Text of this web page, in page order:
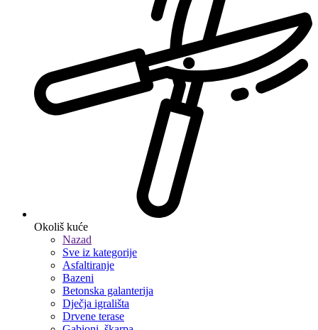
Okoliš kuće
Nazad
Sve iz kategorije
Asfaltiranje
Bazeni
Betonska galanterija
Dječja igrališta
Drvene terase